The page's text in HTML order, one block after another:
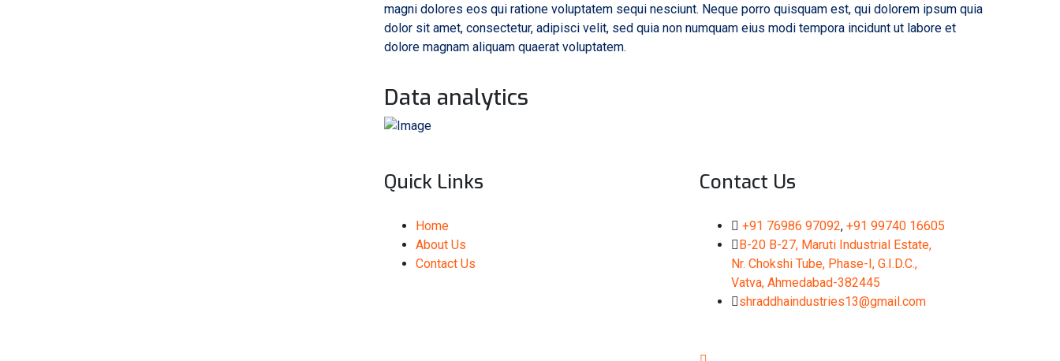
magni dolores eos qui ratione voluptatem sequi nesciunt. Neque porro quisquam est, qui dolorem ipsum quia
dolor sit amet, consectetur, adipisci velit, sed quia non numquam eius modi tempora incidunt ut labore et
dolore magnam aliquam quaerat voluptatem.
Data analytics
Quick Links
Home
About Us
Contact Us
Contact Us
+91 76986 97092, +91 99740 16605
B-20 B-27, Maruti Industrial Estate,
Nr. Chokshi Tube, Phase-I, G.I.D.C.,
Vatva, Ahmedabad-382445
shraddhaindustries13@gmail.com